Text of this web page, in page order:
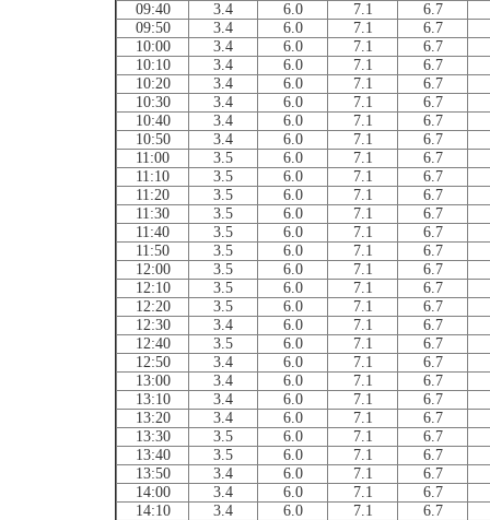
09:40
3.4 6.0 7.1
6.7
09:50
3.4 6.0 7.1
6.7
10:00
3.4 6.0 7.1
6.7
10:10
3.4 6.0 7.1
6.7
10:20
3.4 6.0 7.1
6.7
10:30
3.4 6.0 7.1
6.7
10:40
3.4 6.0 7.1
6.7
10:50
3.4 6.0 7.1
6.7
11:00
3.5 6.0 7.1
6.7
11:10
3.5 6.0 7.1
6.7
11:20
3.5 6.0 7.1
6.7
11:30
3.5 6.0 7.1
6.7
11:40
3.5 6.0 7.1
6.7
11:50
3.5 6.0 7.1
6.7
12:00
3.5 6.0 7.1
6.7
12:10
3.5 6.0 7.1
6.7
12:20
3.5 6.0 7.1
6.7
12:30
3.4 6.0 7.1
6.7
12:40
3.5 6.0 7.1
6.7
12:50
3.4 6.0 7.1
6.7
13:00
3.4 6.0 7.1
6.7
13:10
3.4 6.0 7.1
6.7
13:20
3.4 6.0 7.1
6.7
13:30
3.5 6.0 7.1
6.7
13:40
3.5 6.0 7.1
6.7
13:50
3.4 6.0 7.1
6.7
14:00
3.4 6.0 7.1
6.7
14:10
3.4 6.0 7.1
6.7